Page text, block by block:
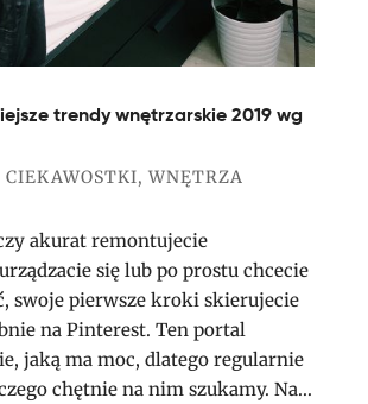
trendy wnętrzarskie 2019 wg
CIEKAWOSTKI, WNĘTRZA
akurat remontujecie
się lub po prostu chcecie
swoje pierwsze kroki skierujecie
na Pinterest. Ten portal
jaką ma moc, dlatego regularnie
chętnie na nim szukamy. Na...